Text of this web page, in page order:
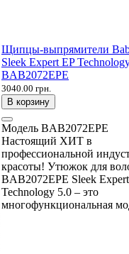
Щипцы-выпрямители
Sleek Expert EP
BAB2072EPE
3040.00 грн.
В корзину
Модель BAB2072EPE
Настоящий ХИТ в
профессиональной
красоты! Утюжок для
BAB2072EPE Sleek
Technology 5.0 – это
многофункциональная